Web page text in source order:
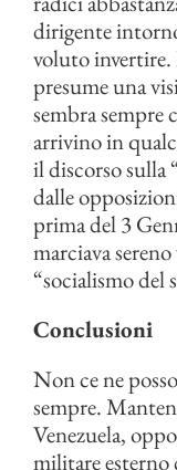
dirigente
voluto
presume una
sembra sempre
arrivino in
il discorso sulla
dalle
prima del 3
marciava
“socialismo del
Conclusioni
Non ce ne
sempre.
Venezuela,
militare esterno